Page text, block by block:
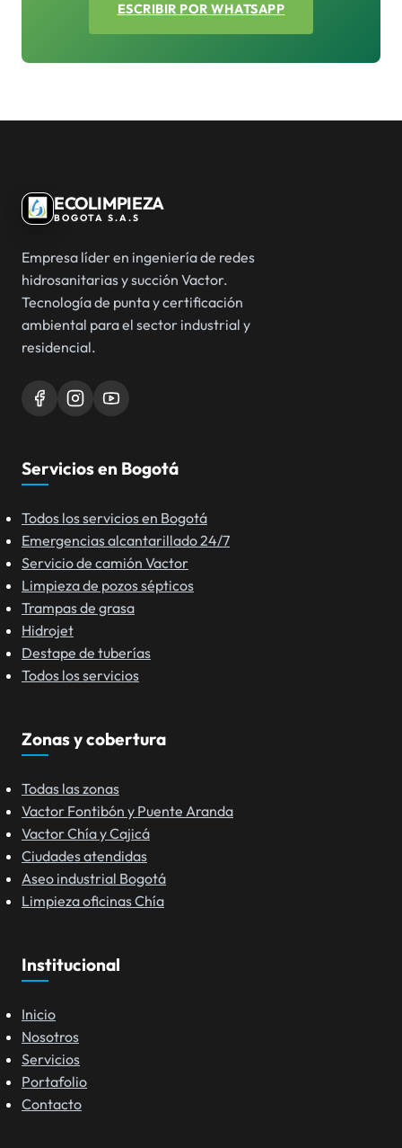
ESCRIBIR POR WHATSAPP
ECOLIMPIEZA
BOGOTA S.A.S
Empresa líder en ingeniería de redes
hidrosanitarias y succión Vactor.
Tecnología de punta y certificación
ambiental para el sector industrial y
residencial.
Servicios en Bogotá
Todos los servicios en Bogotá
Emergencias alcantarillado 24/7
Servicio de camión Vactor
Limpieza de pozos sépticos
Trampas de grasa
Hidrojet
Destape de tuberías
Todos los servicios
Zonas y cobertura
Todas las zonas
Vactor Fontibón y Puente Aranda
Vactor Chía y Cajicá
Ciudades atendidas
Aseo industrial Bogotá
Limpieza oficinas Chía
Institucional
Inicio
Nosotros
Servicios
Portafolio
Contacto